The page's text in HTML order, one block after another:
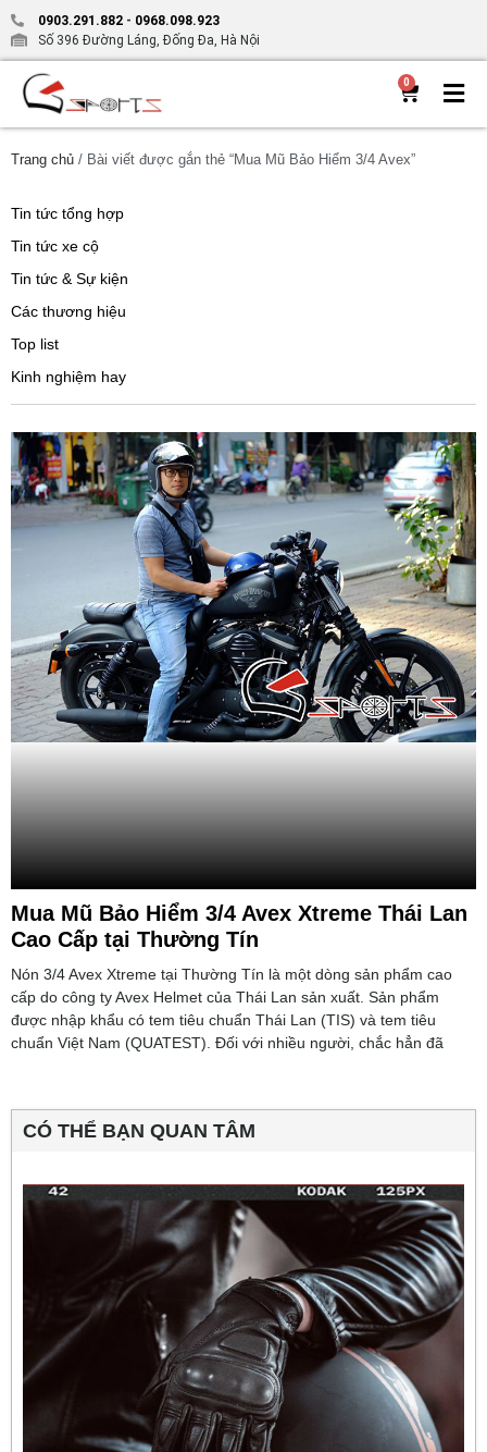
0903.291.882 - 0968.098.923
Số 396 Đường Láng, Đống Đa, Hà Nội
0
Trang chủ / Bài viết được gắn thẻ “Mua Mũ Bảo Hiểm 3/4 Avex”
Tin tức tổng hợp
Tin tức xe cộ
Tin tức & Sự kiện
Các thương hiệu
Top list
Kinh nghiệm hay
Mua Mũ Bảo Hiểm 3/4 Avex Xtreme Thái Lan
Cao Cấp tại Thường Tín
Nón 3/4 Avex Xtreme tại Thường Tín là một dòng sản phẩm cao
cấp do công ty Avex Helmet của Thái Lan sản xuất. Sản phẩm
được nhập khẩu có tem tiêu chuẩn Thái Lan (TIS) và tem tiêu
chuẩn Việt Nam (QUATEST). Đối với nhiều người, chắc hẳn đã
CÓ THỂ BẠN QUAN TÂM